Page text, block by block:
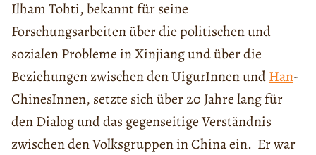
Ilham Tohti, bekannt für seine
Forschungsarbeiten über die politischen und
sozialen Probleme in Xinjiang und über die
Beziehungen zwischen den UigurInnen undHan-
ChinesInnen, setzte sich über 20 Jahre lang für
den Dialog und das gegenseitige Verständnis
zwischen den Volksgruppen in China ein. Er war